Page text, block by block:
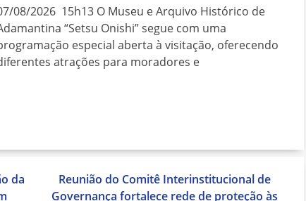
08/2026 15h13 O Museu e Arquivo Histórico de
“Setsu Onishi” segue com uma
especial aberta à visitação, oferecendo
atrações para moradores e
da
Reunião do Comitê Interinstitucional de
Governança fortalece rede de proteção às